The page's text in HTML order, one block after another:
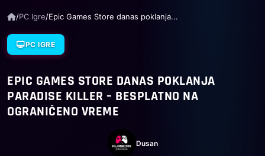
/PC Igre/Epic Games Store danas poklanja...
PC IGRE
EPIC GAMES STORE DANAS POKLANJA
PARADISE KILLER – BESPLATNO NA
OGRANIČENO VREME
Dusan